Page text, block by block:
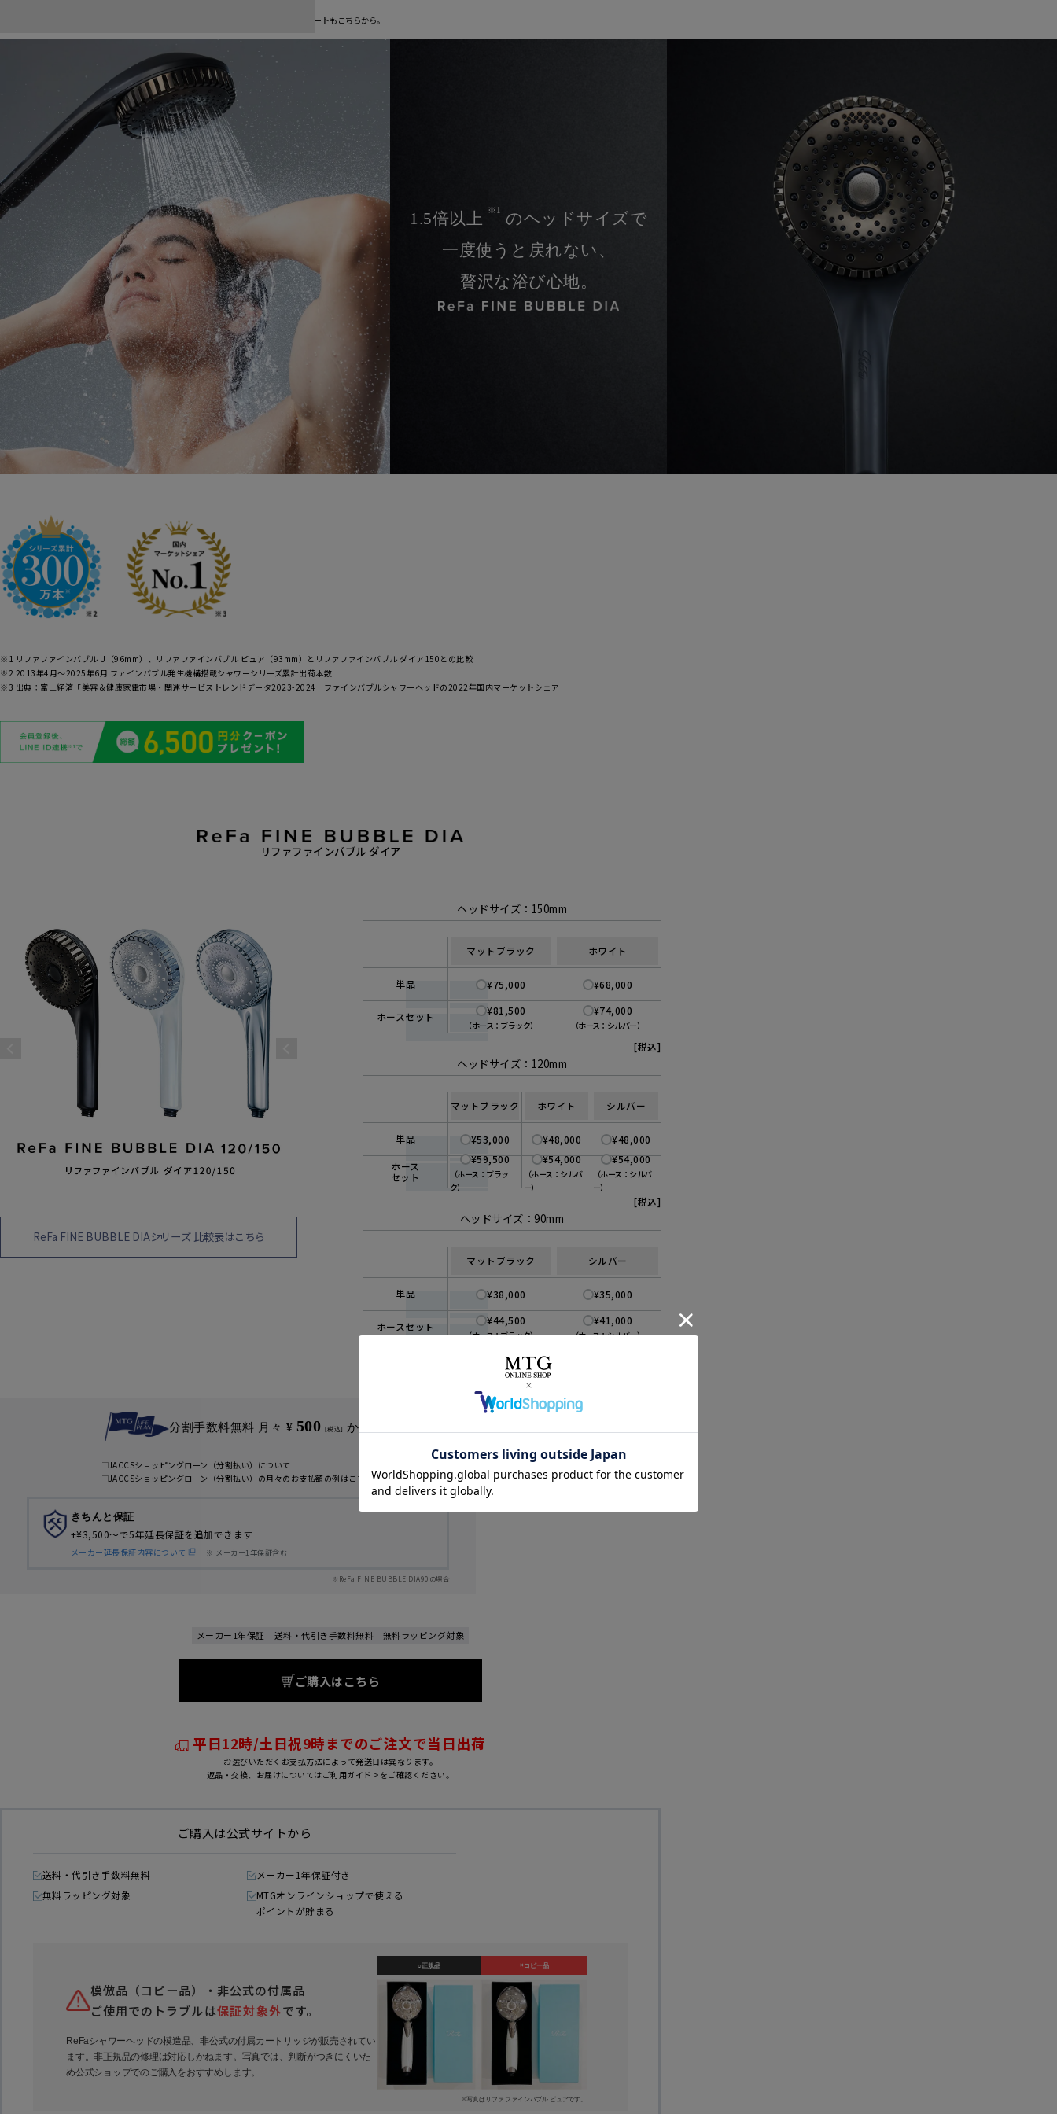
商品の使い方をご紹介します。よくあるご質問、修理・故障、お問い合わせに関するサポートもこちらから。
1.5倍以上 ※1
のヘッドサイズで
一度使うと戻れない、
贅沢な浴び心地。
※1 リファファインバブル U（96mm）、リファファインバブル ピュア（93mm）とリファファインバブル ダイア150との比較
※2 2013年4月〜2025年6月 ファインバブル発生機構搭載シャワーシリーズ累計出荷本数
※3 出典：富士経済「美容＆健康家電市場・関連サービストレンドデータ2023-2024」ファインバブルシャワーヘッドの2022年国内マーケットシェア
リファファインバブル ダイア
ReFa FINE BUBBLE DIAシリーズ 比較表はこちら
ヘッドのサイズです。90はヘッドのサイズが約90mm、120は120mm、150は150mmです。
ヘッドサイズが異なることで、水の噴射口の数が異なり、浴び心地が変わります。
月々￥500～
月々￥1,200～ 月々￥1,200～
マットブラック
￥48,000［税込］
マットブラック
￥68,000［税込］
マットブラック
＋￥3,500
＋￥4,800
で5年延長保証可能
＋￥6,500
サイズ・重さ
約315g
4モード
ヘッドサイズ：150mm
マットブラック ホワイト
単品 ¥75,000 ¥68,000
ホースセット ¥81,500
（ホース：ブラック）
¥74,000
（ホース：シルバー）
[税込]
ヘッドサイズ：120mm
マットブラック ホワイト シルバー
単品 ¥53,000 ¥48,000 ¥48,000
ホース
セット
¥59,500
（ホース：ブラッ
ク）
¥54,000
（ホース：シルバ
ー）
¥54,000
（ホース：シルバ
ー）
[税込]
ヘッドサイズ：90mm
マットブラック シルバー
単品 ¥38,000 ¥35,000
ホースセット ¥44,500
（ホース：ブラック）
¥41,000
（ホース：シルバー）
分割手数料無料 月々 ¥ 500 [税込] から
JACCSショッピングローン（分割払い）について
JACCSショッピングローン（分割払い）の月々のお支払額の例はこちら
きちんと保証
+¥3,500～で5年延長保証を追加できます
メーカー延長保証内容について ※ メーカー1年保証含む
※ReFa FINE BUBBLE DIA90の場合
メーカー1年保証 送料・代引き手数料無料 無料ラッピング対象
ご購入はこちら
平日12時/土日祝9時までのご注文で当日出荷
お選びいただくお支払方法によって発送日は異なります。
返品・交換、お届けについてはご利用ガイド > をご確認ください。
ご購入は公式サイトから
送料・代引き手数料無料
メーカー1年保証付き
無料ラッピング対象
MTGオンラインショップで使える
ポイントが貯まる
模倣品（コピー品）・非公式の付属品
ご使用でのトラブルは保証対象外です。
ReFaシャワーヘッドの模造品、非公式の付属カートリッジが販売されてい
ます。非正規品の修理は対応しかねます。写真では、判断がつきにくいた
め公式ショップでのご購入をおすすめします。
○正規品 ×コピー品
※写真はリファ ファインバブル ピュアです。
期間中は修理･代替品の費用負担がなし
※1 自然故障、物損故障が発生し製品が正常に機能しなくなったことが当社にて認められた場
晶の画面焼けやピクセル抜け、輝度低下等は保証の対象外となります。
当社の判断により、無償修理に代えて、代替品を提供する場合があります。
より、本サービスは終了します。
詳しくは「 きちんと保証サービス規定
保証範囲
自然故障
保証期間
2022年4月14日以前に延長保証サービスに加入された方につきましては、保証範囲が自然
故障のみとなり、物損故障は保証対象外となります。ご自身の保証内容をご確認いただく
場合は、商品発送時に同梱させていただいております「延長保証書」をご確認ください。